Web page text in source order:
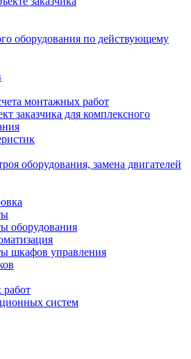
оборудования по действующему
монтажных работ
заказчика для комплексного
оборудования, замена двигателей
оборудования
шкафов управления
систем